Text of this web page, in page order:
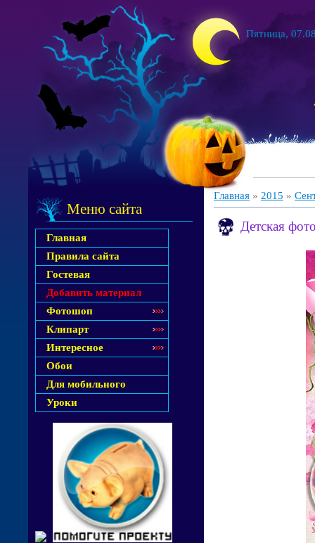
Пятница,
Меню сайта
Главная
Правила сайта
Гостевая
Добавить материал
Фотошоп
Клипарт
Интересное
Обои
Для мобильного
Уроки
Главная » 2015 »
Детская